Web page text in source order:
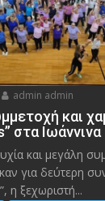
admin admin
και
στα Ιωάννινα
και μεγάλη
για δεύτερη
η ξεχωριστή...